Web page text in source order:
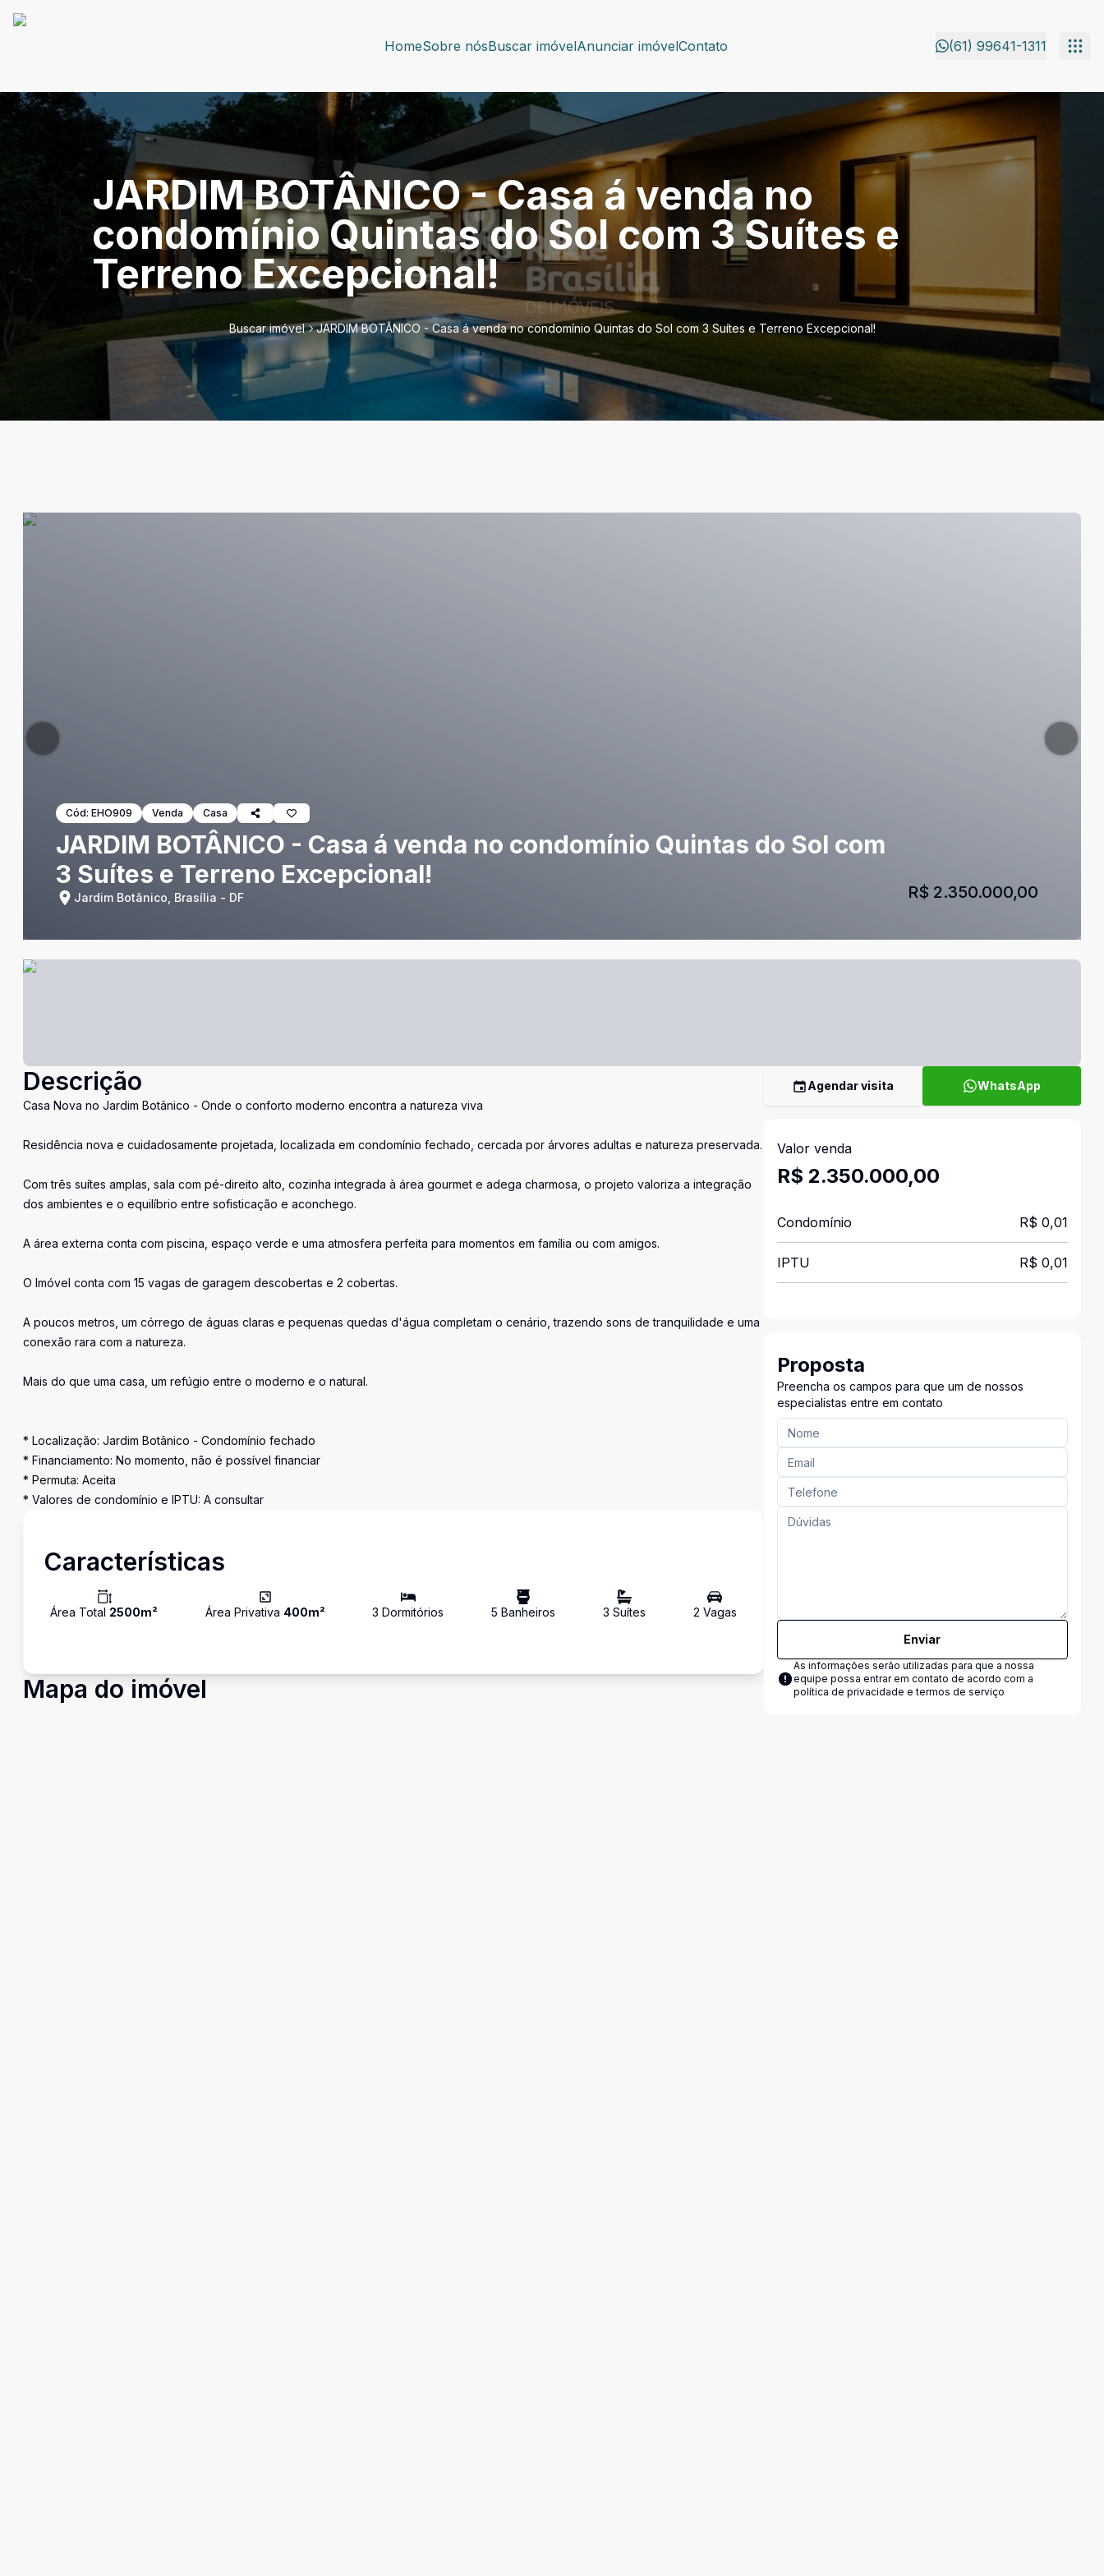
HomeSobre nósBuscar imóvelAnunciar imóvelContato (61) 99641-1311
JARDIM BOTÂNICO - Casa á venda no
condomínio Quintas do Sol com 3 Suítes e
Terreno Excepcional!
Buscar imóvel JARDIM BOTÂNICO - Casa á venda no condomínio Quintas do Sol com 3 Suítes e Terreno Excepcional!
Cód: EHO909 Venda Casa
JARDIM BOTÂNICO - Casa á venda no condomínio Quintas do Sol com
3 Suítes e Terreno Excepcional!
Jardim Botânico, Brasília - DF R$ 2.350.000,00
Descrição
Casa Nova no Jardim Botânico - Onde o conforto moderno encontra a natureza viva
Residência nova e cuidadosamente projetada, localizada em condomínio fechado, cercada por árvores adultas e natureza preservada.
Com três suítes amplas, sala com pé-direito alto, cozinha integrada à área gourmet e adega charmosa, o projeto valoriza a integração
dos ambientes e o equilíbrio entre sofisticação e aconchego.
A área externa conta com piscina, espaço verde e uma atmosfera perfeita para momentos em família ou com amigos.
O Imóvel conta com 15 vagas de garagem descobertas e 2 cobertas.
A poucos metros, um córrego de águas claras e pequenas quedas d'água completam o cenário, trazendo sons de tranquilidade e uma
conexão rara com a natureza.
Mais do que uma casa, um refúgio entre o moderno e o natural.
* Localização: Jardim Botânico - Condomínio fechado
* Financiamento: No momento, não é possível financiar
* Permuta: Aceita
* Valores de condomínio e IPTU: A consultar
Características
Área Total 2500m² Área Privativa 400m² 3 Dormitórios 5 Banheiros 3 Suítes 2 Vagas
Mapa do imóvel
Agendar visita WhatsApp
Valor venda
R$ 2.350.000,00
Condomínio R$ 0,01
IPTU R$ 0,01
Proposta
Preencha os campos para que um de nossos
especialistas entre em contato
Enviar
As informações serão utilizadas para que a nossa
equipe possa entrar em contato de acordo com a
política de privacidade e termos de serviço